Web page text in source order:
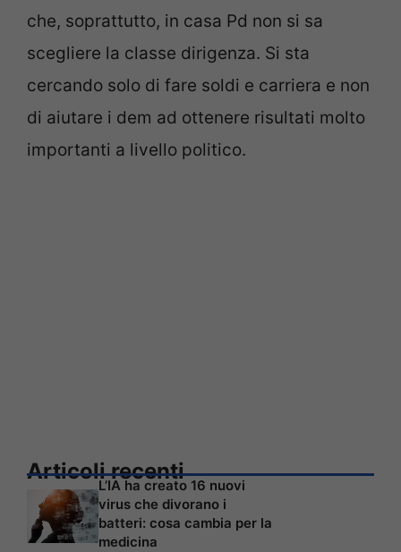
che, soprattutto, in casa Pd non si sa
scegliere la classe dirigenza. Si sta
cercando solo di fare soldi e carriera e non
di aiutare i dem ad ottenere risultati molto
importanti a livello politico.
Articoli recenti
L’IA ha creato 16 nuovi
virus che divorano i
batteri: cosa cambia per la
medicina